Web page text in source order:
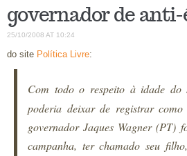
governador de
25/10/2008 AT 10:24
do site Política Livre:
Com todo o respeito à idade do
poderia deixar de registrar como
governador Jaques Wagner (PT)
campanha, ter chamado seu